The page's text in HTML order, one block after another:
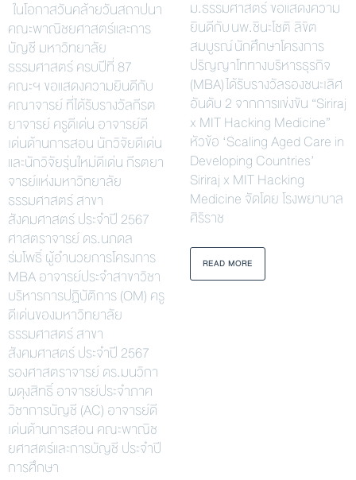
ในโอกาสวันคล้ายวันสถาปนา
คณะพาณิชยศาสตร์และการ
บัญชี มหาวิทยาลัย
ธรรมศาสตร์ ครบปีที่ 87
คณะฯ ขอแสดงความยินดีกับ
คณาจารย์ ที่ได้รับรางวัลกีรต
ยาจารย์ ครูดีเด่น อาจารย์ดี
เด่นด้านการสอน นักวิจัยดีเด่น
และนักวิจัยรุ่นใหม่ดีเด่น กีรตยา
จารย์แห่งมหาวิทยาลัย
ธรรมศาสตร์ สาขา
สังคมศาสตร์ ประจำปี 2567
ศาสตราจารย์ ดร.นภดล
ร่มโพธิ์ ผู้อำนวยการโครงการ
MBA อาจารย์ประจำสาขาวิชา
บริหารการปฏิบัติการ (OM) ครู
ดีเด่นของมหาวิทยาลัย
ธรรมศาสตร์ สาขา
สังคมศาสตร์ ประจำปี 2567
รองศาสตราจารย์ ดร.มนวิกา
ผดุงสิทธิ์ อาจารย์ประจำภาค
วิชาการบัญชี (AC) อาจารย์ดี
เด่นด้านการสอน คณะพาณิช
ยศาสตร์และการบัญชี ประจำปี
การศึกษา
ม.ธรรมศาสตร์ ขอแสดงความ
ยินดีกับ นพ.ชินะโชติ ลิขิต
สมบูรณ์ นักศึกษาโครงการ
ปริญญาโททางบริหารธุรกิจ
(MBA) ได้รับรางวัลรองชนะเลิศ
อันดับ 2 จากการแข่งขัน “Siriraj
x MIT Hacking Medicine”
หัวข้อ ‘Scaling Aged Care in
Developing Countries’
Siriraj x MIT Hacking
Medicine จัดโดย โรงพยาบาล
ศิริราช
READ MORE